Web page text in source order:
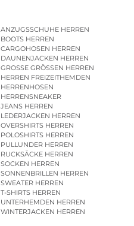
ANZUGSSCHUHE HERREN
BOOTS HERREN
CARGOHOSEN HERREN
DAUNENJACKEN HERREN
GROSSE GRÖSSEN HERREN
HERREN FREIZEITHEMDEN
HERRENHOSEN
HERRENSNEAKER
JEANS HERREN
LEDERJACKEN HERREN
OVERSHIRTS HERREN
POLOSHIRTS HERREN
PULLUNDER HERREN
RUCKSÄCKE HERREN
SOCKEN HERREN
SONNENBRILLEN HERREN
SWEATER HERREN
T-SHIRTS HERREN
UNTERHEMDEN HERREN
WINTERJACKEN HERREN